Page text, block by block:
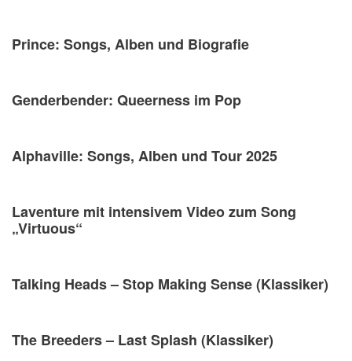
Prince: Songs, Alben und Biografie
Genderbender: Queerness im Pop
Alphaville: Songs, Alben und Tour 2025
Laventure mit intensivem Video zum Song
„Virtuous“
Talking Heads – Stop Making Sense (Klassiker)
The Breeders – Last Splash (Klassiker)